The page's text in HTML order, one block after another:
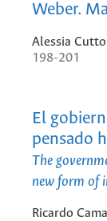
Weber.
Alessia
198-201
El
pensado
The
new form of
Ricardo